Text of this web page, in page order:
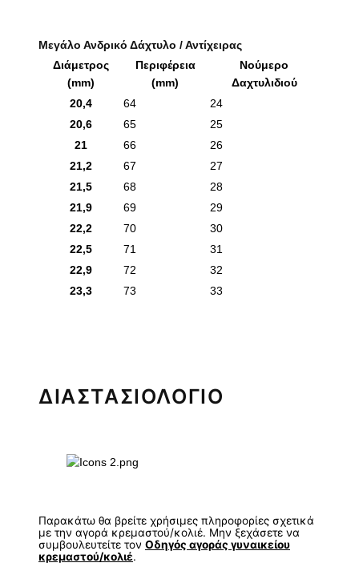
Μεγάλο Ανδρικό Δάχτυλο / Αντίχειρας
Διάμετρος
(mm)
Περιφέρεια
(mm)
Νούμερο
Δαχτυλιδιού
20,4
64
24
20,6
65
25
21
66
26
21,2
67
27
21,5
68
28
21,9
69
29
22,2
70
30
22,5
71
31
22,9
72
32
23,3
73 33
ΔΙΑΣΤΑΣΙΟΛΟΓΙΟ
Παρακάτω θα βρείτε χρήσιμες πληροφορίες σχετικά
με την αγορά κρεμαστού/κολιέ. Μην ξεχάσετε να
συμβουλευτείτε τον Οδηγός αγοράς γυναικείου
κρεμαστού/κολιέ.